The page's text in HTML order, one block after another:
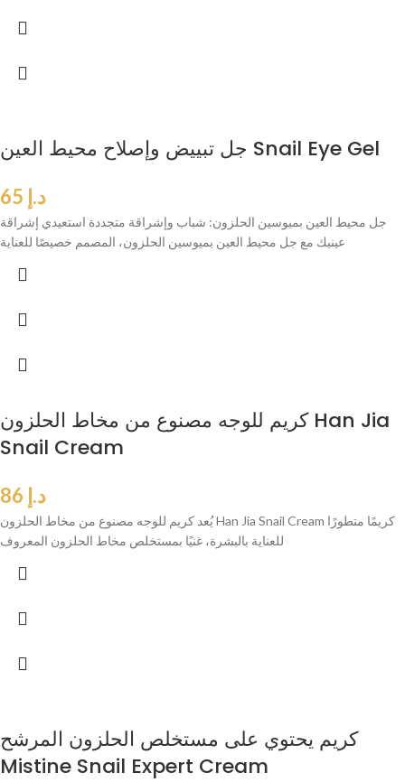
جل تبييض وإصلاح محيط العين Snail Eye Gel
د.إ
جل محيط العين بميوسين الحلزون: شباب وإشراقة متجددة استعيدي إشراقة
عينيك مع جل محيط العين بميوسين الحلزون، المصمم خصيصًا للعناية
كريم للوجه مصنوع من مخاط الحلزون Han Jia
Snail Cream
د.إ
يُعد كريم للوجه مصنوع من مخاط الحلزون Han Jia Snail Cream كريمًا متطورًا
للعناية بالبشرة، غنيًا بمستخلص مخاط الحلزون المعروف
كريم يحتوي على مستخلص الحلزون المرشح
Mistine Snail Expert Cream